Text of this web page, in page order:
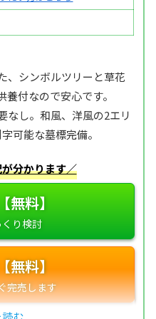
、シンボルツリーと草花
付なので安心です。
なし。和風、洋風の2エリ
可能な墓標完備。
分かります／
無料】
無料】